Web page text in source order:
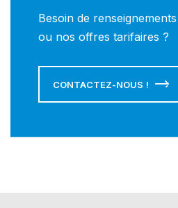
Besoin de
ou nos offres tarifaires ?
CONTACTEZ-NOUS !